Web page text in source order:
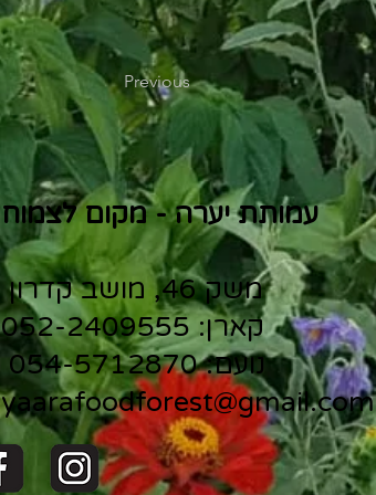
Previous
עמותת יערה - מקום לצמוח
משק 46, מושב קדרון
קארן: 052-2409555
נועם: 054-5712870
yaarafoodforest@gmail.com